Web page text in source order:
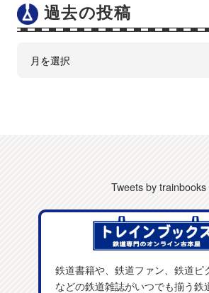
過去の投稿
Tweets by trainbooks
鉄道書籍や、鉄道ファン、鉄道ピ
などの鉄道雑誌がいつでも揃う鉄